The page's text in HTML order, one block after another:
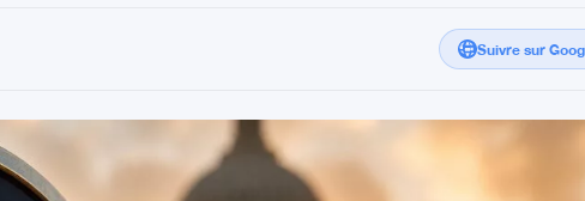
Suivre sur